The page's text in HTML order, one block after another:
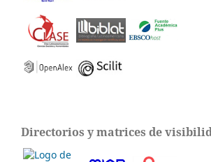
Directorios y matrices de